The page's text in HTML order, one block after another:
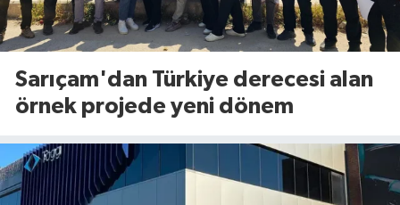
Sarıçam'dan Türkiye derecesi alan
örnek projede yeni dönem